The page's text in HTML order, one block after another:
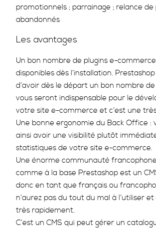
promotionnels ; parrainage ; relance de
abandonnés
Les avantages
Un bon nombre de plugins e-
disponibles dès l’installation.
d’avoir dès le départ un bon nombre de
vous seront indispensable pour le
votre site e-commerce et c’est une
Une bonne ergonomie du Back Office :
ainsi avoir une visibilité plutôt
statistiques de votre site e-commerce.
Une énorme communauté francophone
comme à la base Prestashop est un
donc en tant que français ou
n’aurez pas du tout du mal à l’utiliser
très rapidement.
C’est un CMS qui peut gérer un